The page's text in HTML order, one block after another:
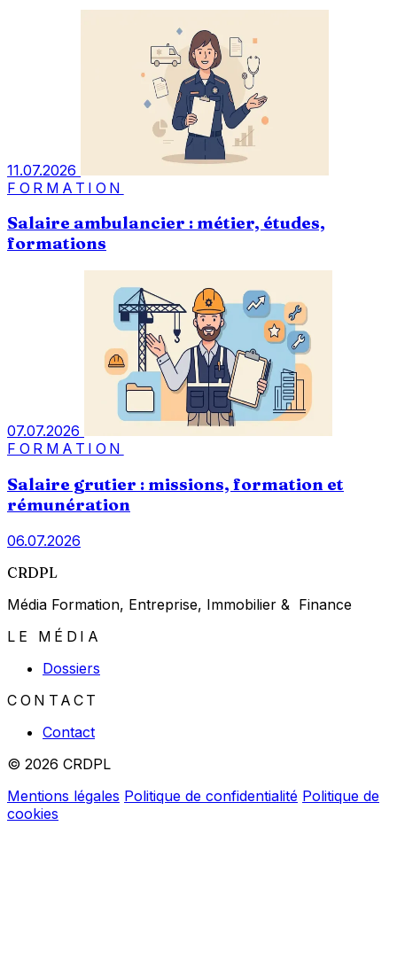
11.07.2026
FORMATION
Salaire ambulancier : métier, études,
formations
07.07.2026
FORMATION
Salaire grutier : missions, formation et
rémunération
06.07.2026
CRDPL
Média Formation, Entreprise, Immobilier & Finance
LE MÉDIA
Dossiers
CONTACT
Contact
© 2026 CRDPL
Mentions légales Politique de confidentialité Politique de
cookies